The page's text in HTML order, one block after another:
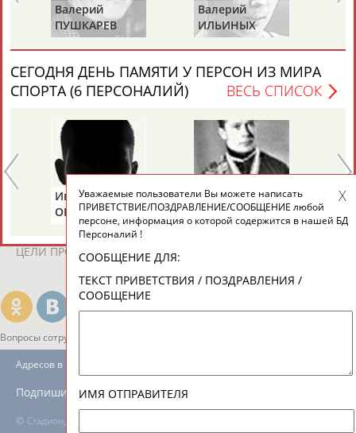
Камалудин
АБДУЛДАУДОВ
Абдула
АБДУЛЖАЛИЛОВ
Магомед
АБДУЛКАГИРОВ
Назир
АБДУЛЛАЕВ
24 персон из 13181
ЕЩЁ ПЕРСОНЫ
ТАБЛО АКТИВНОСТИ
ЦЕЛИ ПРОЕКТА КОНТАКТЫ
Вопросы сотрудничества и совместной деятельности
© Стадион, 1998-2026
Адресов в новостной рассылке: 996
Подпишись
Валерий
ПУШКАРЕВ
Валерий
ИЛЬИНЫХ
СЕГОДНЯ ДЕНЬ ПАМЯТИ У ПЕРСОН ИЗ МИРА
СПОРТА (6 ПЕРСОНАЛИЙ)
ВЕСЬ СПИСОК
Иван
ОГАНОВ
Борис
ЦЫБИН
Уважаемые пользователи Вы можете написать
ПРИВЕТСТВИЕ/ПОЗДРАВЛЕНИЕ/СООБЩЕНИЕ любой
персоне, информация о которой содержится в нашей БД
Персоналий !
СООБЩЕНИЕ ДЛЯ:
ТЕКСТ ПРИВЕТСТВИЯ / ПОЗДРАВЛЕНИЯ /
СООБЩЕНИЕ
ИМЯ ОТПРАВИТЕЛЯ